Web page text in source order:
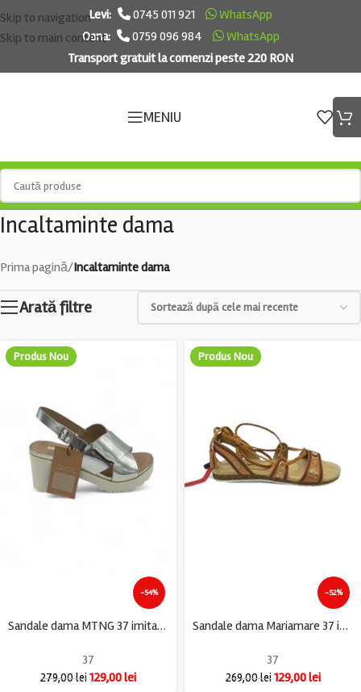
Skip to navigation
Skip to main content
Levi: 0745 011 921
WhatsApp
Oana:
0759 096 984
WhatsApp
Transport gratuit la comenzi peste 220 RON
MENIU
Incaltaminte dama
Prima pagină/Incaltaminte dama
Arată filtre
Produs Nou
-54%
Sandale dama MTNG 37 imitatie de piele , gri
37
279,00lei129,00lei
Produs Nou
-52%
Sandale dama Mariamare 37 imitatie de piele , maro
37
269,00lei 129,00lei